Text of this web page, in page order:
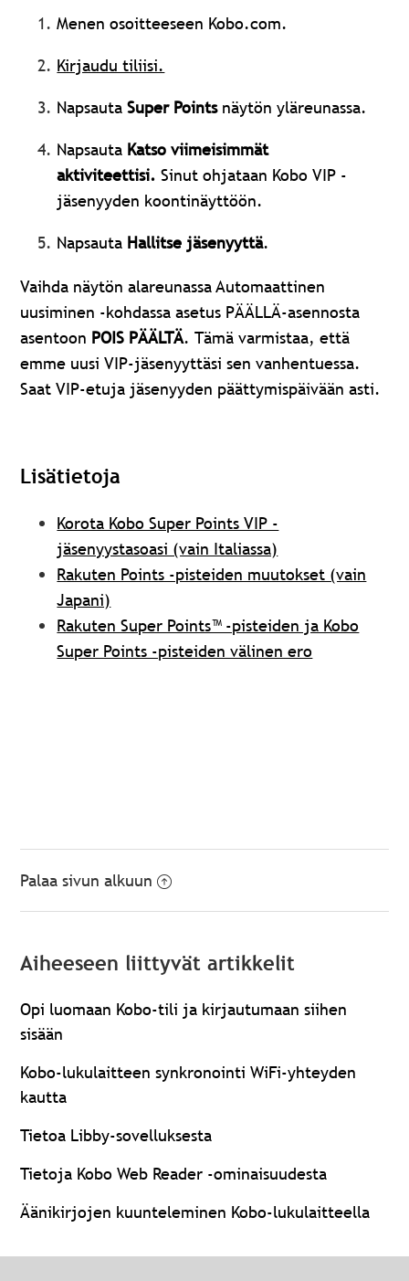
Menen osoitteeseen Kobo.com.
Kirjaudu tiliisi.
Napsauta Super Pointsnäytön yläreunassa.
Napsauta Katso viimeisimmät
aktiviteettisi. Sinut ohjataan Kobo VIP -
jäsenyyden koontinäyttöön.
Napsauta Hallitse jäsenyyttä.
Vaihda näytön alareunassa Automaattinen
uusiminen -kohdassa asetus PÄÄLLÄ-asennosta
asentoon POIS PÄÄLTÄ. Tämä varmistaa, että
emme uusi VIP-jäsenyyttäsi sen vanhentuessa.
Saat VIP-etuja jäsenyyden päättymispäivään asti.
Lisätietoja
Korota Kobo Super Points VIP -
jäsenyystasoasi (vain Italiassa)
Rakuten Points -pisteiden muutokset (vain
Japani)
Rakuten Super Points™ -pisteiden ja Kobo
Super Points -pisteiden välinen ero
Palaa sivun alkuun
Aiheeseen liittyvät artikkelit
Opi luomaan Kobo-tili ja kirjautumaan siihen
sisään
Kobo-lukulaitteen synkronointi WiFi-yhteyden
kautta
Tietoa Libby-sovelluksesta
Tietoja Kobo Web Reader -ominaisuudesta
Äänikirjojen kuunteleminen Kobo-lukulaitteella